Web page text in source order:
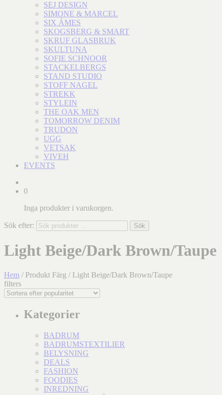
SEJ DESIGN
SIMONE & MARCEL
SIX ÁMES
SKOGSBERG & SMART
SKRUF GLASBRUK
SKULTUNA
SOFIE SCHNOOR
STACKELBERGS
STAND STUDIO
STOFF NAGEL
STREKK
STYLEIN
THE OAK MEN
TOMORROW DENIM
TRUDON
UGG
VETSAK
VIVEH
EVENTS
0
Inga produkter i varukorgen.
Sök efter: Sök
Light Beige/Dark Brown/Taupe
Hem / Produkt Färg / Light Beige/Dark Brown/Taupe
filters
Kategorier
BADRUM
BADRUMSTEXTILIER
BELYSNING
DEALS
FASHION
FOODIES
INREDNING